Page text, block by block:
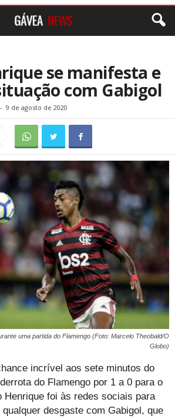
se manifesta e
com Gabigol
- 9 de agosto de 2020
uma partida do Flamengo (Foto: Marcelo Theobald/O
Globo)
incrível aos sete minutos do
do Flamengo por 1 a 0 para o
Henrique foi às redes sociais para
desgaste com Gabigol, que